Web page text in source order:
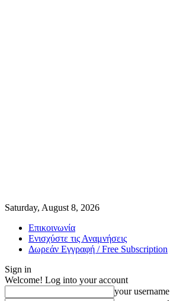
Saturday, August 8, 2026
Επικοινωνία
Ενισχύστε τις Αναμνήσεις
Δωρεάν Εγγραφή / Free Subscription
Sign in
Welcome! Log into your account
your username